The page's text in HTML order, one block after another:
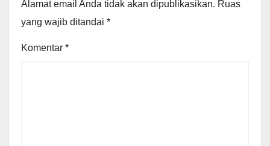
Alamat email Anda tidak akan dipublikasikan. Ruas
yang wajib ditandai *
Komentar *